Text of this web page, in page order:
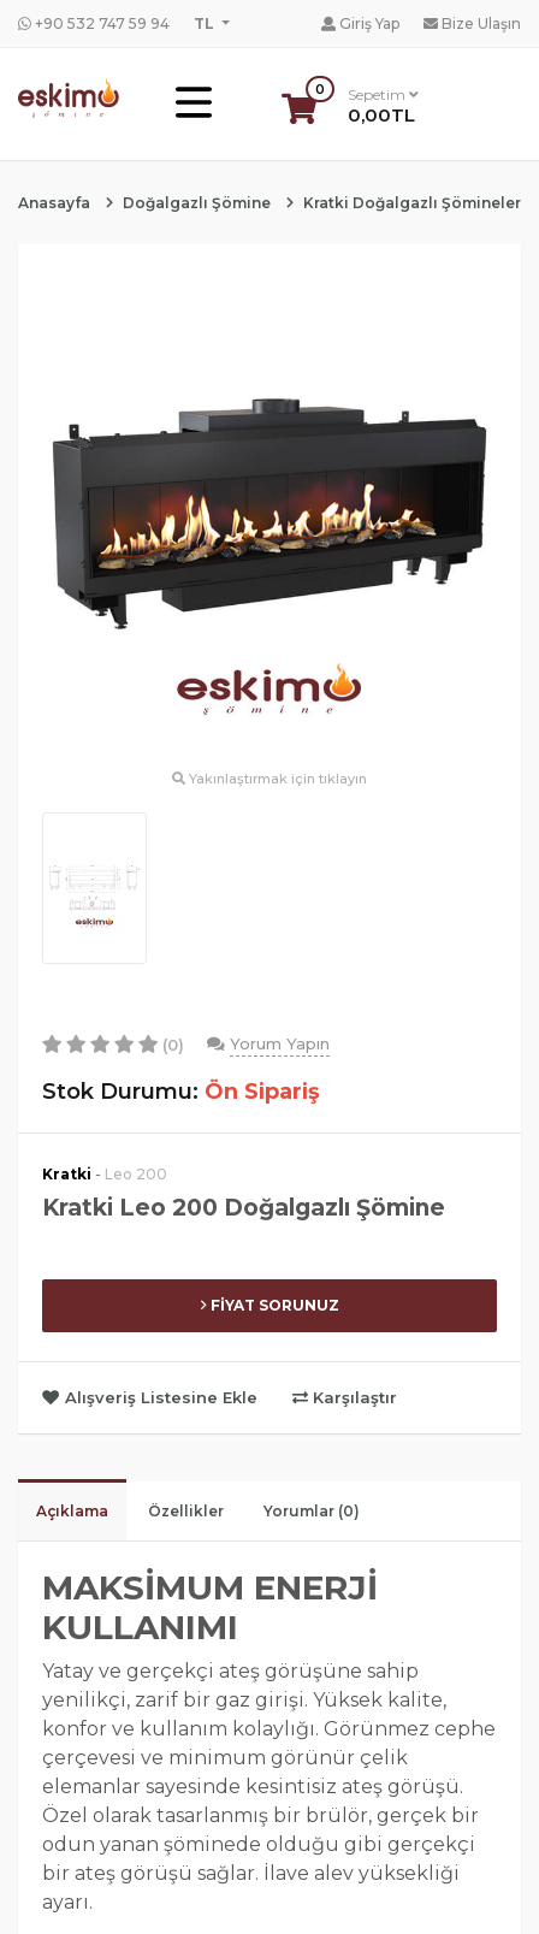
+90 532 747 59 94 TL Giriş Yap Bize Ulaşın
0 Sepetim
0,00TL
Anasayfa Doğalgazlı Şömine Kratki Doğalgazlı Şömineler
Yakınlaştırmak için tıklayın
(0) Yorum Yapın
Stok Durumu: Ön Sipariş
Kratki - Leo 200
Kratki Leo 200 Doğalgazlı Şömine
FİYAT SORUNUZ
Alışveriş Listesine Ekle Karşılaştır
Açıklama Özellikler Yorumlar (0)
MAKSİMUM ENERJİ
KULLANIMI
Yatay ve gerçekçi ateş görüşüne sahip
yenilikçi, zarif bir gaz girişi. Yüksek kalite,
konfor ve kullanım kolaylığı. Görünmez cephe
çerçevesi ve minimum görünür çelik
elemanlar sayesinde kesintisiz ateş görüşü.
Özel olarak tasarlanmış bir brülör, gerçek bir
odun yanan şöminede olduğu gibi gerçekçi
bir ateş görüşü sağlar. İlave alev yüksekliği
ayarı.